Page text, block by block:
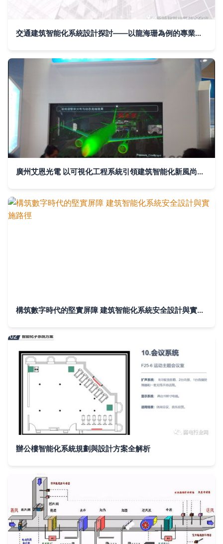
交通建筑智能化系統設計探討——以龍海珊為例的專業視角
廣州艾恩光電 以可視化工程系統引領建筑智能化新風尚，在信息化與工業化融合成果展盡顯鋒芒
構筑數字時代的堅實屏障 建筑智能化系統安全設計與實施路徑
辦公樓智能化系統規劃與設計方案全解析